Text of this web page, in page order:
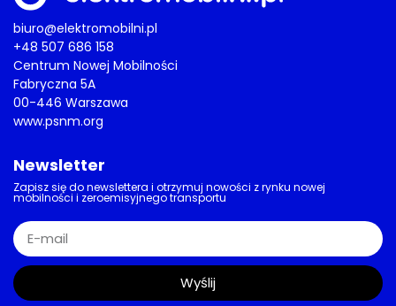
biuro@elektromobilni.pl
+48 507 686 158
Centrum Nowej Mobilności
Fabryczna 5A
00-446 Warszawa
www.psnm.org
Newsletter
Zapisz się do newslettera i otrzymuj nowości z rynku nowej
mobilności i zeroemisyjnego transportu
Wyślij